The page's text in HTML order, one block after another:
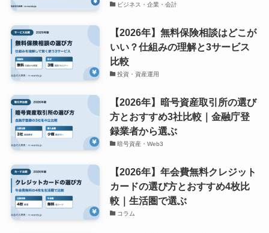
ビジネス・企業・会計
【2026年】無料保険相談はどこが
いい？仕組みの理解と3サービス
比較
投資・資産運用
【2026年】暗号資産取引所の選び
方とおすすめ3社比較｜金融庁登
録業者から選ぶ
暗号資産・Web3
【2026年】年会費無料クレジット
カードの選び方とおすすめ4枚比
較｜生活圏で選ぶ
コラム